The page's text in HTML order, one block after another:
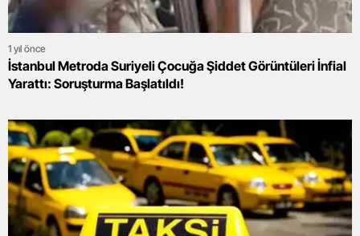
1 yıl önce
İstanbul Metroda Suriyeli Çocuğa Şiddet Görüntüleri İnfial
Yarattı: Soruşturma Başlatıldı!